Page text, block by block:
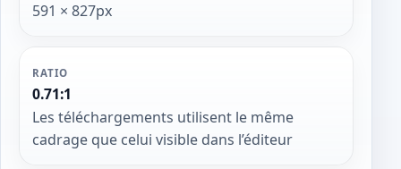
591 × 827px
RATIO
0.71:1
Les téléchargements utilisent le même
cadrage que celui visible dans l’éditeur